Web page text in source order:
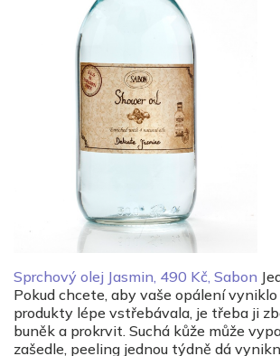
Sprchový olej Jasmin, 490 Kč, Sabon
Pokud chcete, aby vaše opálení
produkty lépe vstřebávala, je třeba ji
buněk a prokrvit. Suchá kůže může
zašedle, peeling jednou týdně dá